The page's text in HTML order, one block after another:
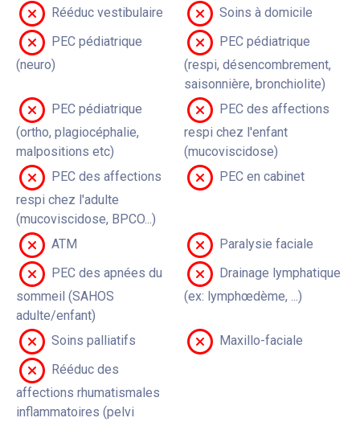
Rééduc vestibulaire
Soins à domicile
PEC pédiatrique
(neuro)
PEC pédiatrique
(respi, désencombrement,
saisonnière, bronchiolite)
PEC pédiatrique
(ortho, plagiocéphalie,
malpositions etc)
PEC des affections
respi chez l'enfant
(mucoviscidose)
PEC des affections
respi chez l'adulte
(mucoviscidose, BPCO...)
PEC en cabinet
ATM
Paralysie faciale
PEC des apnées du
sommeil (SAHOS
adulte/enfant)
Drainage lymphatique
(ex: lymphœdème, ...)
Soins palliatifs
Maxillo-faciale
Rééduc des
affections rhumatismales
inflammatoires (pelvi